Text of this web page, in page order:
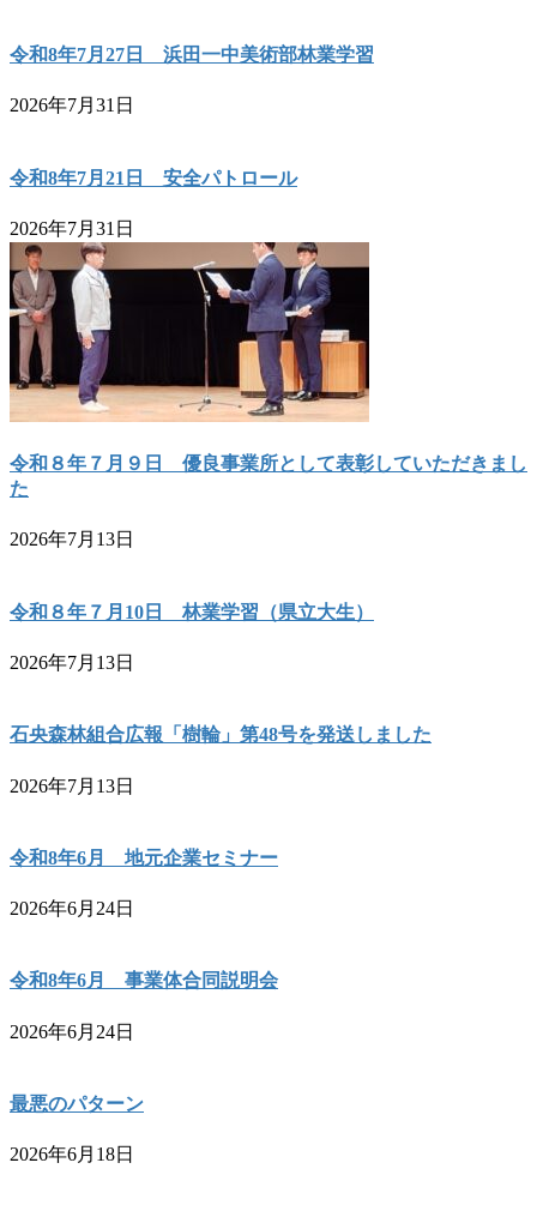
令和8年7月27日 浜田一中美術部林業学習
2026年7月31日
令和8年7月21日 安全パトロール
2026年7月31日
令和８年７月９日 優良事業所として表彰していただきまし
た
2026年7月13日
令和８年７月10日 林業学習（県立大生）
2026年7月13日
石央森林組合広報「樹輪」第48号を発送しました
2026年7月13日
令和8年6月 地元企業セミナー
2026年6月24日
令和8年6月 事業体合同説明会
2026年6月24日
最悪のパターン
2026年6月18日